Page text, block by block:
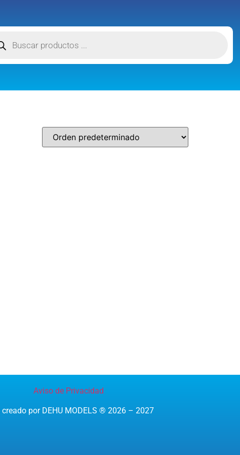
Aviso de Privacidad
por DEHU MODELS ® 2026 – 2027